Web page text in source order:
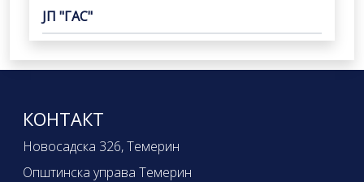
ЈП "ГАС"
КОНТАКТ
Новосадска 326, Темерин
Општинска управа Темерин